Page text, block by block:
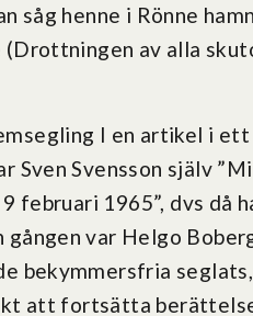
såg henne i Rönne
av alla
I en artikel i
Sven Svensson själv
februari 1965”, dvs då
gången var Helgo
bekymmersfria
att fortsätta